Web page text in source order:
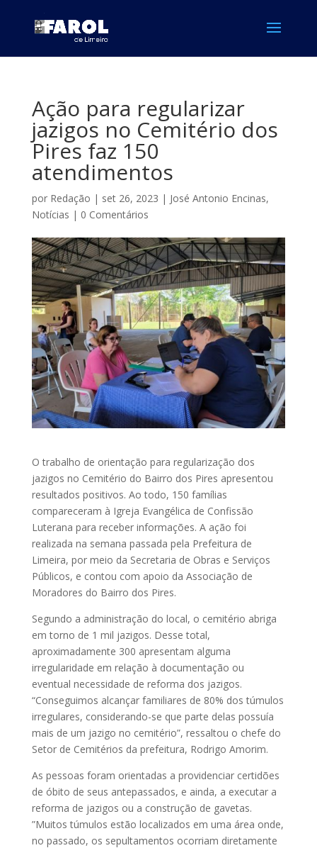
Ação para regularizar
jazigos no Cemitério dos
Pires faz 150
atendimentos
por Redação | set 26, 2023 | José Antonio Encinas,
Notícias | 0 Comentários
O trabalho de orientação para regularização dos
jazigos no Cemitério do Bairro dos Pires apresentou
resultados positivos. Ao todo, 150 famílias
compareceram à Igreja Evangélica de Confissão
Luterana para receber informações. A ação foi
realizada na semana passada pela Prefeitura de
Limeira, por meio da Secretaria de Obras e Serviços
Públicos, e contou com apoio da Associação de
Moradores do Bairro dos Pires.
Segundo a administração do local, o cemitério abriga
em torno de 1 mil jazigos. Desse total,
aproximadamente 300 apresentam alguma
irregularidade em relação à documentação ou
eventual necessidade de reforma dos jazigos.
“Conseguimos alcançar familiares de 80% dos túmulos
irregulares, considerando-se que parte delas possuía
mais de um jazigo no cemitério”, ressaltou o chefe do
Setor de Cemitérios da prefeitura, Rodrigo Amorim.
As pessoas foram orientadas a providenciar certidões
de óbito de seus antepassados, e ainda, a executar a
reforma de jazigos ou a construção de gavetas.
”Muitos túmulos estão localizados em uma área onde,
no passado, os sepultamentos ocorriam diretamente